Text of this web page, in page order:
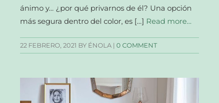
ánimo y… ¿por qué privarnos de él? Una opción
más segura dentro del color, es […] Read more…
22 FEBRERO, 2021 BY ÉNOLA |0 COMMENT